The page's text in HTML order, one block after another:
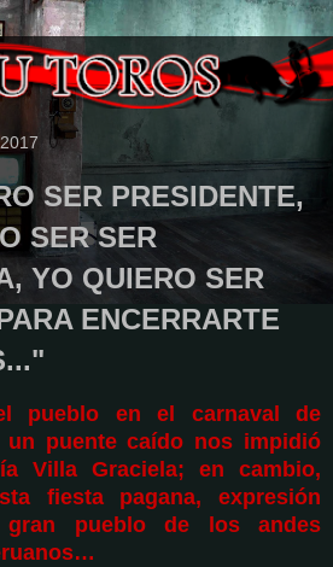
SER PRESIDENTE,
SER SER
YO QUIERO SER
ENCERRARTE
pueblo en el carnaval de
un puente caído nos impidió
Villa Graciela; en cambio,
fiesta pagana, expresión
pueblo de los andes